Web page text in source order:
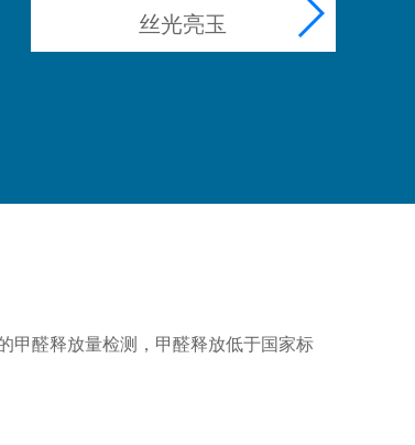
丝光亮玉
甲醛释放量检测，甲醛释放低于国家标